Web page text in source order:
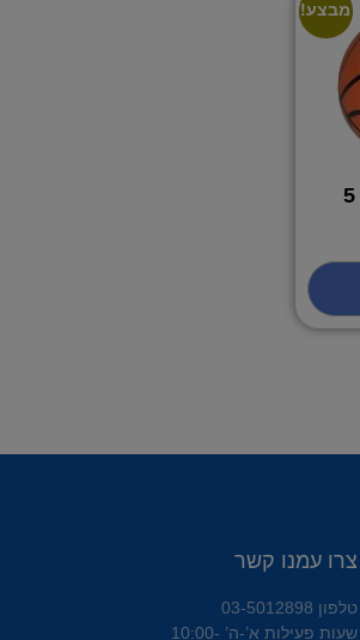
מבצע!
צרו עמנו קשר
טלפון 03-5012898
שעות פעילות א’-ה’ 10:00-